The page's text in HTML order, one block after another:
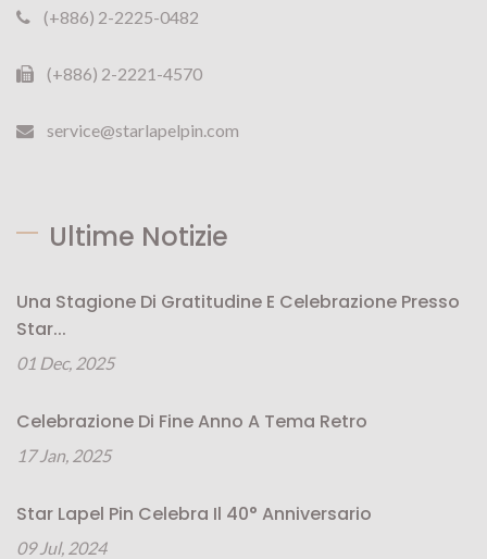
(+886) 2-2225-0482
(+886) 2-2221-4570
service@starlapelpin.com
Ultime Notizie
Una Stagione Di Gratitudine E Celebrazione Presso
Star...
01 Dec, 2025
Celebrazione Di Fine Anno A Tema Retro
17 Jan, 2025
Star Lapel Pin Celebra Il 40° Anniversario
09 Jul, 2024